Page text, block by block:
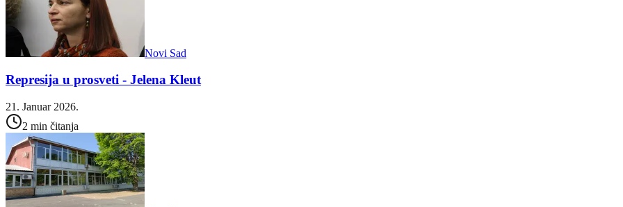
Novi Sad
Represija u prosveti - Jelena Kleut
21. Januar 2026.
2 min čitanja